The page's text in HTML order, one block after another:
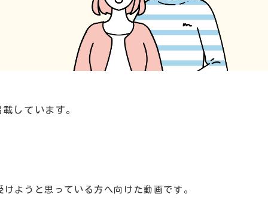
しています。
ようと思っている方へ向けた動画です。